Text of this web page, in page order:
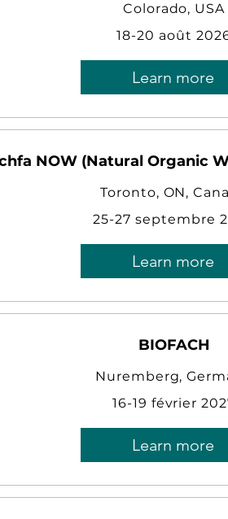
Colorado, USA
18-20 août
Learn more
NOW (Natural Organic
Toronto, ON,
25-27 septembre
Learn more
BIOFACH
Nuremberg,
16-19 février
Learn more